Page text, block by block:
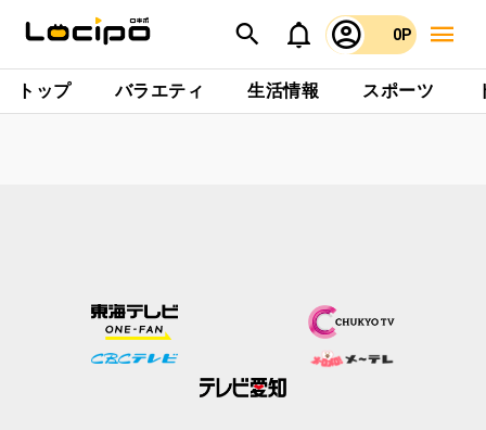
0P
トップ バラエティ 生活情報 スポーツ